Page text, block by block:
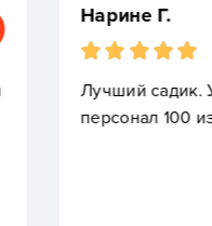
ребенок туда